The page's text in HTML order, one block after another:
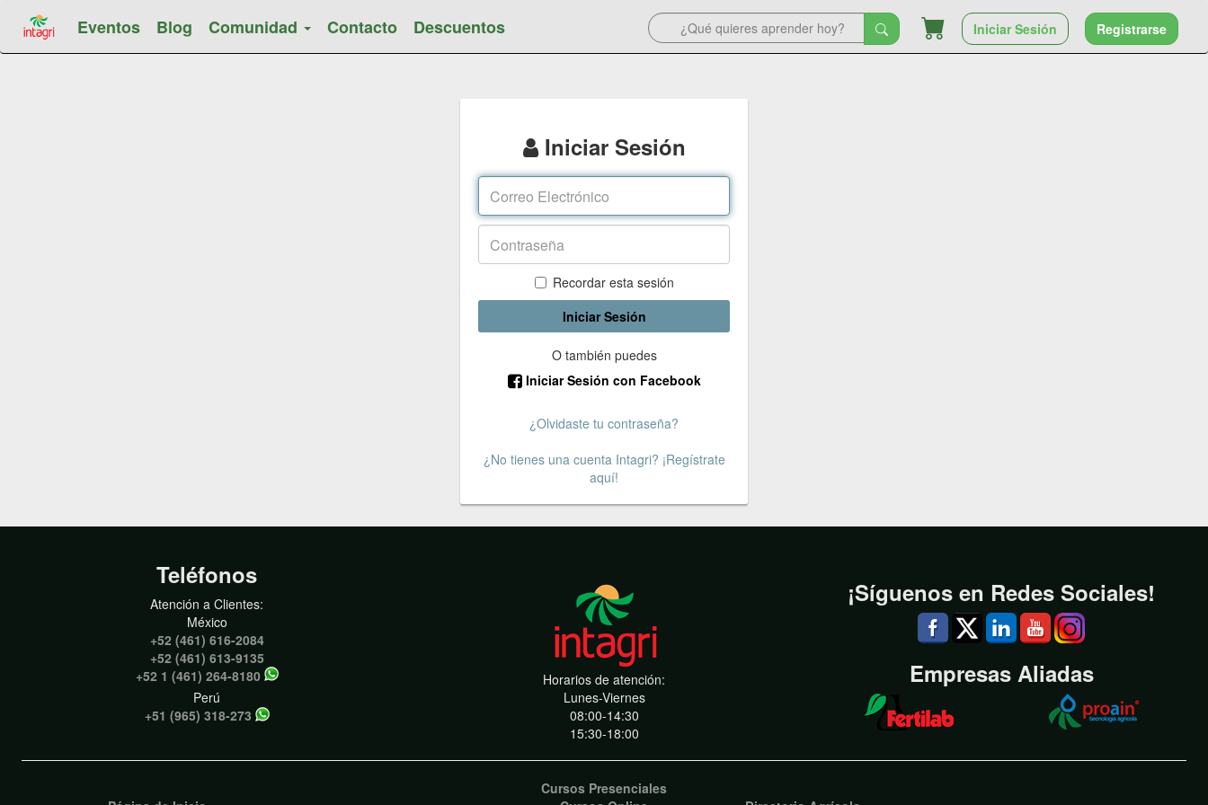
Eventos Blog Comunidad Contacto Descuentos Iniciar Sesión Registrarse
Iniciar Sesión
Recordar esta sesión
Iniciar Sesión
O también puedes
Iniciar Sesión con Facebook
¿Olvidaste tu contraseña?
¿No tienes una cuenta Intagri? ¡Regístrate
aquí!
Teléfonos
Atención a Clientes:
México
+52 (461) 616-2084
+52 (461) 613-9135
+52 1 (461) 264-8180
Perú
+51 (965) 318-273
Horarios de atención:
Lunes-Viernes
08:00-14:30
15:30-18:00
¡Síguenos en Redes Sociales!
Empresas Aliadas
Cursos Presenciales